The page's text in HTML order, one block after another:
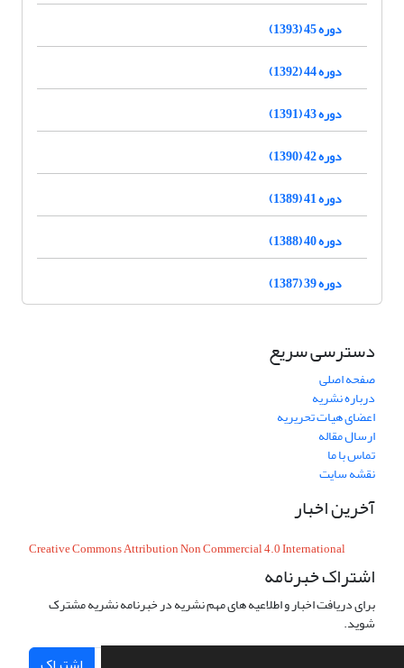
دوره 45 (1393)
دوره 44 (1392)
دوره 43 (1391)
دوره 42 (1390)
دوره 41 (1389)
دوره 40 (1388)
دوره 39 (1387)
دسترسی سریع
صفحه اصلی
درباره نشریه
اعضای هیات تحریریه
ارسال مقاله
تماس با ما
نقشه سایت
آخرین اخبار
Creative Commons Attribution Non Commercial 4.0 International
اشتراک خبرنامه
برای دریافت اخبار و اطلاعیه های مهم نشریه در خبرنامه نشریه مشترک
شوید.